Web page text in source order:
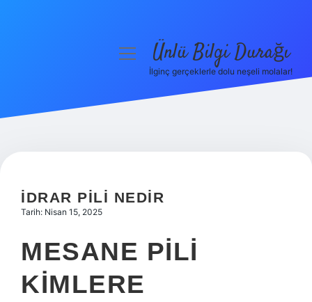
Hakkımızda
menüyüÜnlü Bilgi Durağı
İlginç gerçeklerle dolu neşeli molalar!
İDRAR PILI NEDIR
Tarih: Nisan 15, 2025
MESANE PILI
KIMLERE